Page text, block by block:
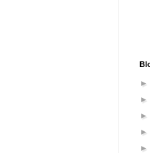
►
►
►
►
►